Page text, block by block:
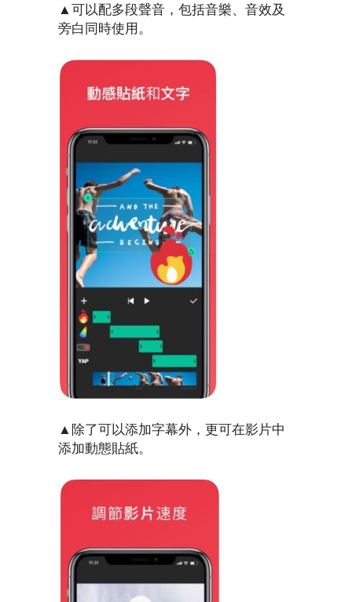
▲可以配多段聲音，包括音樂、音效及
旁白同時使用。
▲除了可以添加字幕外，更可在影片中
添加動態貼紙。